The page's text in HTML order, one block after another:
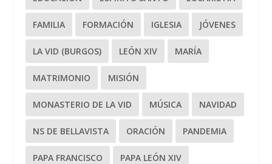
FAMILIA FORMACIÓN IGLESIA JÓVENES
LA VID (BURGOS) LEÓN XIV MARÍA
MATRIMONIO MISIÓN
MONASTERIO DE LA VID MÚSICA NAVIDAD
NS DE BELLAVISTA ORACIÓN PANDEMIA
PAPA FRANCISCO PAPA LEÓN XIV